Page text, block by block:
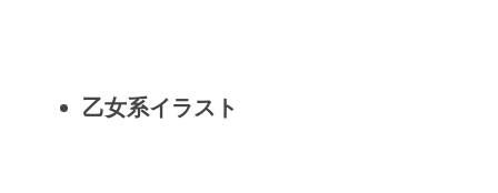
乙女系イラスト